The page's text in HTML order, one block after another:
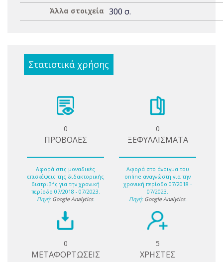
Άλλα στοιχεία 300 σ.
Στατιστικά χρήσης
0
ΠΡΟΒΟΛΕΣ
Αφορά στις μοναδικές
επισκέψεις της διδακτορικής
διατριβής για την χρονική
περίοδο 07/2018 - 07/2023.
Πηγή: Google Analytics.
0
ΞΕΦΥΛΛΙΣΜΑΤΑ
Αφορά στο άνοιγμα του
online αναγνώστη για την
χρονική περίοδο 07/2018 -
07/2023.
Πηγή: Google Analytics.
0
ΜΕΤΑΦΟΡΤΩΣΕΙΣ
5
ΧΡΗΣΤΕΣ